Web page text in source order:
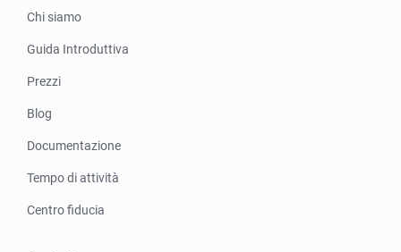
Chi siamo
Guida Introduttiva
Prezzi
Blog
Documentazione
Tempo di attività
Centro fiducia